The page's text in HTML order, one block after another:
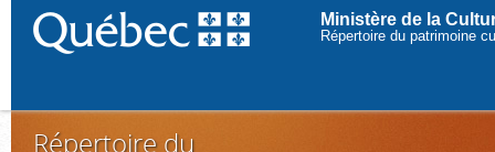
Ministère de la
Répertoire du patrimoine
Répertoire du